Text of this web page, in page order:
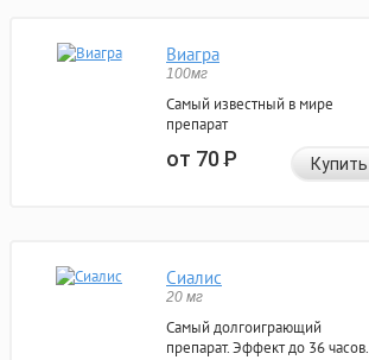
Виагра
100мг
Самый известный в мире
препарат
от 70Р Купить
Сиалис
20 мг
Самый долгоиграющий
препарат. Эффект до 36 часов.